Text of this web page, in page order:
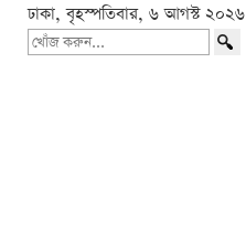
ঢাকা, বৃহস্পতিবার, ৬ আগস্ট ২০২৬